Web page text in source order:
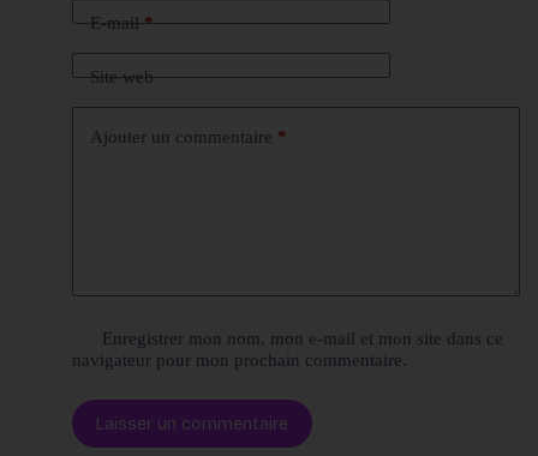
E-mail*
Site web
Ajouter un commentaire *
Enregistrer mon nom, mon e-mail et mon site dans ce
navigateur pour mon prochain commentaire.
Laisser un commentaire